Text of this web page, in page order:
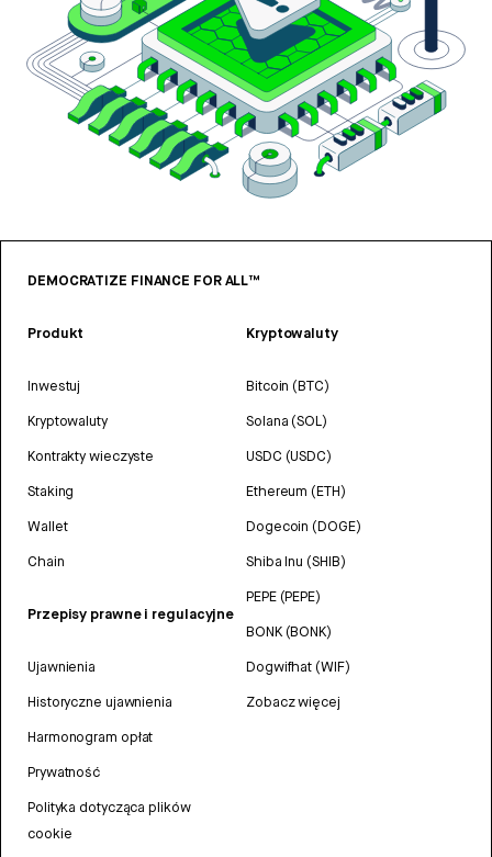
DEMOCRATIZE FINANCE FOR ALL™
Produkt
Inwestuj
Kryptowaluty
Kontrakty wieczyste
Staking
Wallet
Chain
Przepisy prawne i regulacyjne
Ujawnienia
Historyczne ujawnienia
Harmonogram opłat
Prywatność
Polityka dotycząca plików
cookie
Kryptowaluty
Bitcoin (BTC)
Solana (SOL)
USDC (USDC)
Ethereum (ETH)
Dogecoin (DOGE)
Shiba Inu (SHIB)
PEPE (PEPE)
BONK (BONK)
Dogwifhat (WIF)
Zobacz więcej